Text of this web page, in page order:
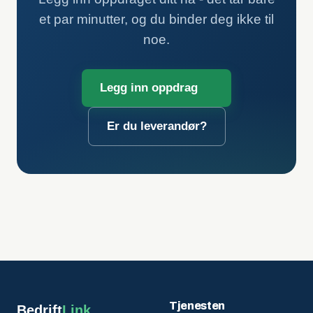
et par minutter, og du binder deg ikke til
noe.
Legg inn oppdrag
Er du leverandør?
Tjenesten